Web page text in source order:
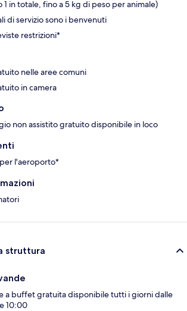
1 in totale, fino a 5 kg di peso per animale)
di servizio sono i benvenuti
restrizioni*
nelle aree comuni
in camera
non assistito gratuito disponibile in loco
l'aeroporto*
struttura
a buffet gratuita disponibile tutti i giorni dalle
10:00